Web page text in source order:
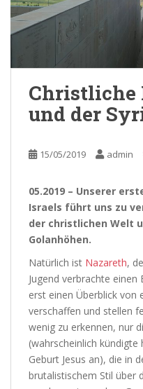
Christliche
und der
15/05/2019 admin
05.2019 – Unserer
Israels führt uns zu
der christlichen Welt
Golanhöhen.
Natürlich ist Nazareth,
Jugend verbrachte
erst einen Überblick von
verschaffen und stellen
wenig zu erkennen, nur
(wahrscheinlich kündigte
Geburt Jesus an), die in
brutalistischem Stil über